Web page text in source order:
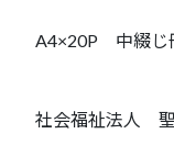
A4×20P 中綴じ
社会福祉法人